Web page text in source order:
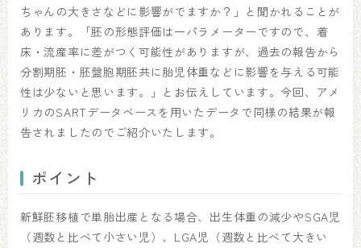
ちゃんの大きさなどに影響がでますか？」と聞かれることが
あります。「胚の形態評価は一パラメーターですので、着
床・流産率に差がつく可能性がありますが、過去の報告から
分割期胚・胚盤胞期胚共に胎児体重などに影響を与える可能
性は少ないと思います。」とお伝えしています。今回、アメ
リカのSARTデータベースを用いたデータで同様の結果が報
告されましたのでご紹介いたします。
ポイント
新鮮胚移植で単胎出産となる場合、出生体重の減少やSGA児
（週数と比べて小さい児）、LGA児（週数と比べて大きい